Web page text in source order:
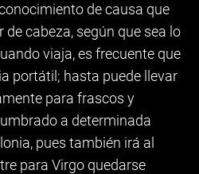
de causa que
cabeza, según que sea lo
viaja, es frecuente que
portátil; hasta puede llevar
para frascos y
a determinada
pues también irá al
para Virgo quedarse